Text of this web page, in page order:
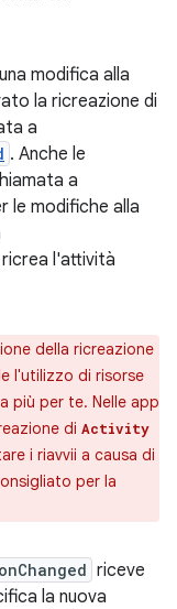
modifica alla
la ricreazione di
a
. Anche le
a
le modifiche alla
l'attività
della ricreazione
l'utilizzo di risorse
più per te. Nelle app
di Activity
i riavvii a causa di
per la
riceve
la nuova